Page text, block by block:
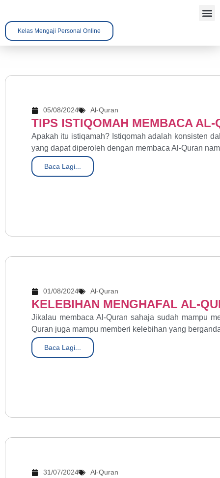
Kelas Mengaji Personal Online
05/08/2024 Al-Quran
TIPS ISTIQOMAH MEMBACA AL-
Apakah itu istiqamah? Istiqomah adalah konsisten
yang dapat diperoleh dengan membaca Al-Quran
Baca Lagi...
01/08/2024 Al-Quran
KELEBIHAN MENGHAFAL AL-
Jikalau membaca Al-Quran sahaja sudah mampu
Quran juga mampu memberi kelebihan yang
Baca Lagi...
31/07/2024 Al-Quran